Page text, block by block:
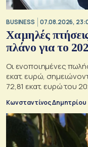
BUSINESS 07.08.2026,
Χαμηλές
πλάνο για το
Οι ενοποιημένες
εκατ. ευρώ,
72,81 εκατ. ευρώ του
Κωνσταντίνος Δημητρίου